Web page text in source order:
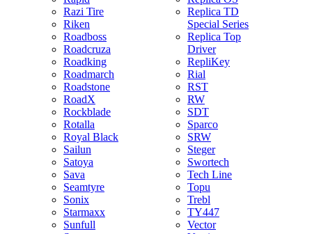
Razi Tire
Riken
Roadboss
Roadcruza
Roadking
Roadmarch
Roadstone
RoadX
Rockblade
Rotalla
Royal Black
Sailun
Satoya
Sava
Seamtyre
Sonix
Starmaxx
Sunfull
Replica TD
Special Series
Replica Top
Driver
RepliKey
Rial
RST
RW
SDT
Sparco
SRW
Steger
Swortech
Tech Line
Topu
Trebl
TY447
Vector